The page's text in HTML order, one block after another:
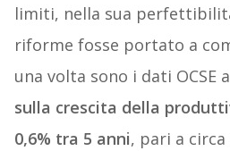
limiti, nella sua
riforme fosse portato a
una volta sono i dati OCSE
sulla crescita della
0,6% tra 5 anni, pari a